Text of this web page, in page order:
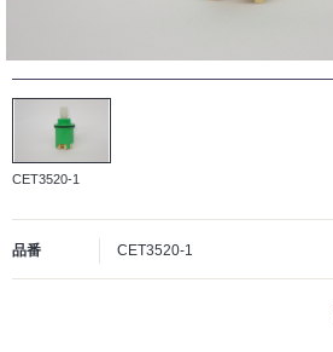
CET3520-1
品番 CET3520-1